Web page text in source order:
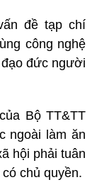
đề tạp chí
công nghệ
đức người
Bộ TT&TT
ngoài làm ăn
hội phải tuân
chủ quyền.